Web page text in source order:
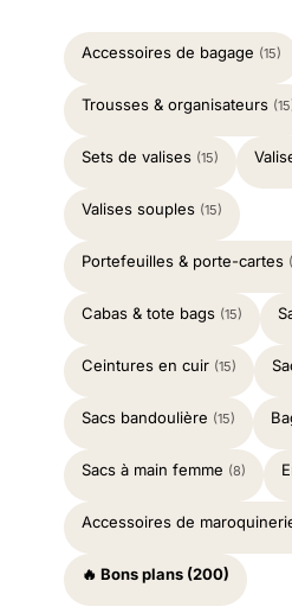
Accessoires de bagage (15)
Trousses & organisateurs
Sets de valises (15)
Valises souples (15)
Portefeuilles & porte-cartes
Cabas & tote bags (15)
Ceintures en cuir (15)
Sacs bandoulière (15)
Sacs à main femme (8)
Accessoires de
🔥 Bons plans (200)